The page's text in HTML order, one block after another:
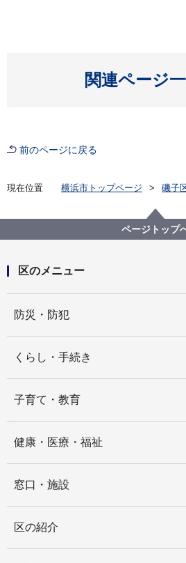
関連ページ
開
前のページに戻る
現在位置 横浜市トップページ
磯子
地区センター、コミュニティ
ページトップ
区のメニュー
防災・防犯
くらし・手続き
子育て・教育
健康・医療・福祉
窓口・施設
区の紹介